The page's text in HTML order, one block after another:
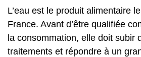
L’eau est le produit alimentaire
France. Avant d’être qualifiée
la consommation, elle doit subir
traitements et répondre à un